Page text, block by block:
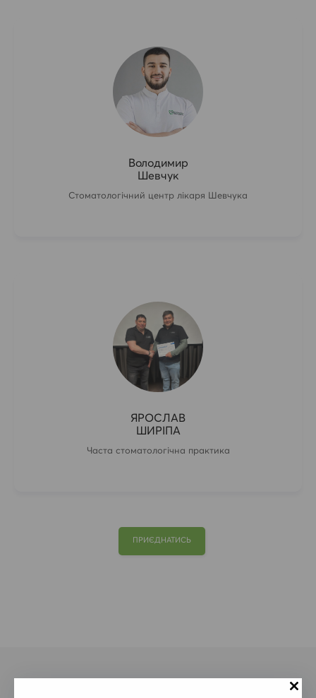
Володимир
Шевчук
Стоматологічний центр лікаря Шевчука
ЯРОСЛАВ
ШИРІПА
Часта стоматологічна практика
ПРИЄДНАТИСЬ